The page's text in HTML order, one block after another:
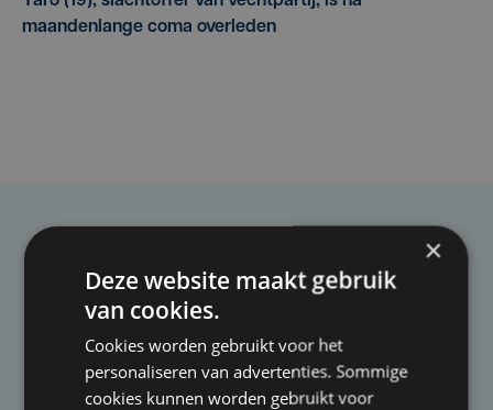
maandenlange coma overleden
Heb je een taal- of schrijffout opgemerkt in dit
Laat het ons weten
×
Deze website maakt gebruik
van cookies.
Cookies worden gebruikt voor het
personaliseren van advertenties. Sommige
cookies kunnen worden gebruikt voor